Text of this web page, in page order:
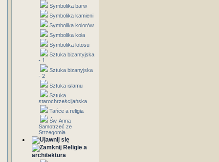
Symbolika barw
Symbolika kamieni
Symbolika kolorów
Symbolika koła
Symbolika lotosu
Sztuka bizantyjska
- 1
Sztuka bizanyjska
- 2
Sztuka islamu
Sztuka
starochrześcijańska
Tańce a religia
Św. Anna
Samotrzeć ze
Strzegomia
Religie a
architektura